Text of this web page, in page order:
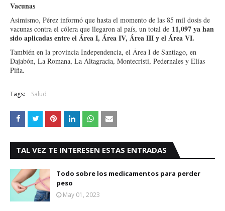
Vacunas
Asimismo, Pérez informó que hasta el momento de las 85 mil dosis de
vacunas contra el cólera que llegaron al país, un total de 11,097 ya han
sido aplicadas entre el Área I, Área IV, Área III y el Área VI.
También en la provincia Independencia, el Área I de Santiago, en
Dajabón, La Romana, La Altagracia, Montecristi, Pedernales y Elías
Piña.
Tags: Salud
TAL VEZ TE INTERESEN ESTAS ENTRADAS
Todo sobre los medicamentos para perder
peso
May 01, 2023